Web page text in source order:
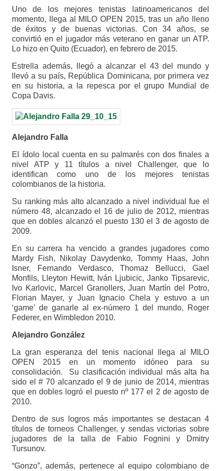
Uno de los mejores tenistas latinoamericanos del
momento, llega al MILO OPEN 2015, tras un año lleno
de éxitos y de buenas victorias. Con 34 años, se
convirtió en el jugador más veterano en ganar un ATP.
Lo hizo en Quito (Ecuador), en febrero de 2015.
Estrella además, llegó a alcanzar el 43 del mundo y
llevó a su país, República Dominicana, por primera vez
en su historia, a la repesca por el grupo Mundial de
Copa Davis.
Alejandro Falla
El ídolo local cuenta en su palmarés con dos finales a
nivel ATP y 11 títulos a nivel Challenger, que lo
identifican como uno de los mejores tenistas
colombianos de la historia.
Su ranking más alto alcanzado a nivel individual fue el
número 48, alcanzado el 16 de julio de 2012, mientras
que en dobles alcanzó el puesto 130 el 3 de agosto de
2009.
En su carrera ha vencido a grandes jugadores como
Mardy Fish, Nikolay Davydenko, Tommy Haas, John
Isner, Fernando Verdasco, Thomaz Bellucci, Gael
Monfils, Lleyton Hewitt, Iván Ljubicic, Janko Tipsarevic,
Ivo Karlovic, Marcel Granollers, Juan Martín del Potro,
Florian Mayer, y Juan Ignacio Chela y estuvo a un
‘game’ de ganarle al ex-número 1 del mundo, Roger
Federer, en Wimbledon 2010.
Alejandro González
La gran esperanza del tenis nacional llega al MILO
OPEN 2015 en un momento idóneo para su
consolidación. Su clasificación individual más alta ha
sido el # 70 alcanzado el 9 de junio de 2014, mientras
que en dobles logró el puesto nº 177 el 2 de agosto de
2010.
Dentro de sus logros más importantes se destacan 4
títulos de torneos Challenger, y sendas victorias sobre
jugadores de la talla de Fabio Fognini y Dmitry
Tursunov.
“Gonzo”, además, pertenece al equipo colombiano de